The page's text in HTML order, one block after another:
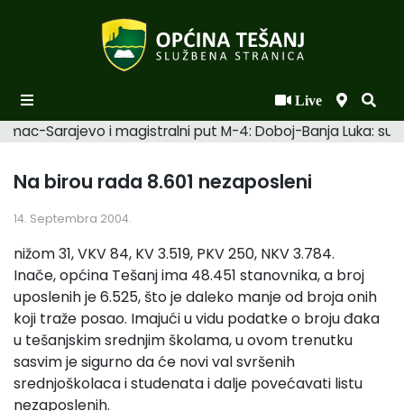
Live
Podaci o Općini
Biznis
Općinski načelnik
Općinsko vijeće
Uprava
Sarajevo i magistralni put M-4: Doboj-Banja Luka:
Na birou rada 8.601 nezaposleni
14. Septembra 2004.
nižom 31, VKV 84, KV 3.519, PKV 250, NKV 3.784.
Inače, općina Tešanj ima 48.451 stanovnika, a broj
uposlenih je 6.525, što je daleko manje od broja onih
koji traže posao. Imajući u vidu podatke o broju đaka
u tešanjskim srednjim školama, u ovom trenutku
sasvim je sigurno da će novi val svršenih
srednjoškolaca i studenata i dalje povećavati listu
nezaposlenih.